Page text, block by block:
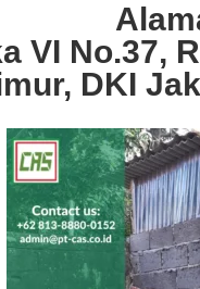
VI No.37,
DKI